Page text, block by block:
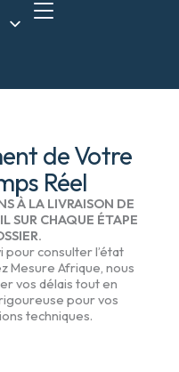
pour consulter l’état
Mesure Afrique, nous
vos délais tout en
pour vos
techniques.
À LA LIVRAISON DE
SUR CHAQUE ÉTAPE
de Votre
Réel